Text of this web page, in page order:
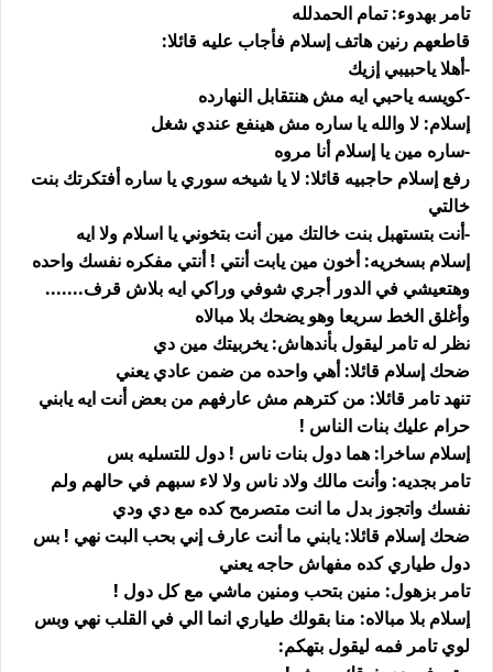
تامر بهدوء: تمام الحمدلله
قاطعهم رنين هاتف إسلام فأجاب عليه قائلا:
-أهلا ياحبيبي إزيك
-كويسه ياحبي ايه مش هنتقابل النهارده
إسلام: لا والله يا ساره مش هينفع عندي شغل
-ساره مين يا إسلام أنا مروه
رفع إسلام حاجبيه قائلا: لا يا شيخه سوري يا ساره أفتكرتك بنت
خالتي
-أنت بتستهبل بنت خالتك مين أنت بتخوني يا اسلام ولا ايه
إسلام بسخريه: أخون مين يابت أنتي ! أنتي مفكره نفسك واحده
وهتعيشي في الدور أجري شوفي وراكي ايه بلاش قرف.......
وأغلق الخط سريعا وهو يضحك بلا مبالاه
نظر له تامر ليقول بأندهاش: يخربيتك مين دي
ضحك إسلام قائلا: أهي واحده من ضمن عادي يعني
تنهد تامر قائلا: من كترهم مش عارفهم من بعض أنت ايه يابني
حرام عليك بنات الناس !
إسلام ساخرا: هما دول بنات ناس ! دول للتسليه بس
تامر بجديه: وأنت مالك ولاد ناس ولا لاء سبهم في حالهم ولم
نفسك واتجوز بدل ما انت متصرمح كده مع دي ودي
ضحك إسلام قائلا: يابني ما أنت عارف إني بحب البت نهي ! بس
دول طياري كده مفهاش حاجه يعني
تامر بزهول: منين بتحب ومنين ماشي مع كل دول !
إسلام بلا مبالاه: منا بقولك طياري انما الي في القلب نهي وبس
لوي تامر فمه ليقول بتهكم: